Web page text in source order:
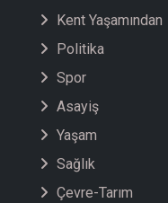
Kent Yaşamından
Politika
Spor
Asayiş
Yaşam
Sağlık
Çevre-Tarım